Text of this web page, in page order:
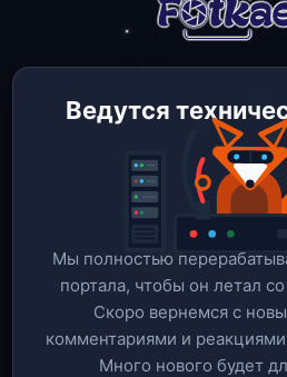
Ведутся
Мы полностью
портала, чтобы он летал
Скоро вернемся c
комментариями и
Много нового будет